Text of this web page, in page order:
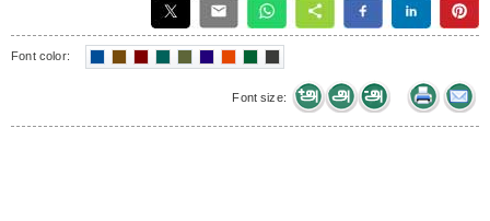
Font color:
Font size: